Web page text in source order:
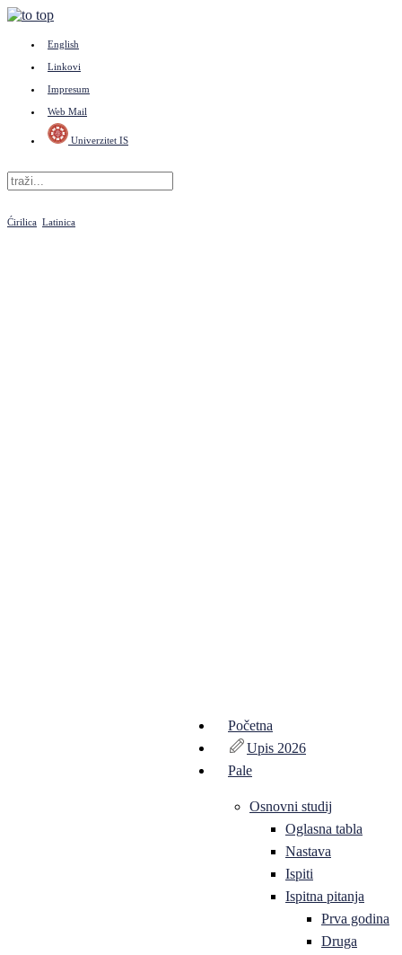
English
Linkovi
Impresum
Web Mail
Univerzitet IS
Ćirilica Latinica
Početna
Upis 2026
Pale
Osnovni studij
Oglasna tabla
Nastava
Ispiti
Ispitna pitanja
Prva godina
Druga